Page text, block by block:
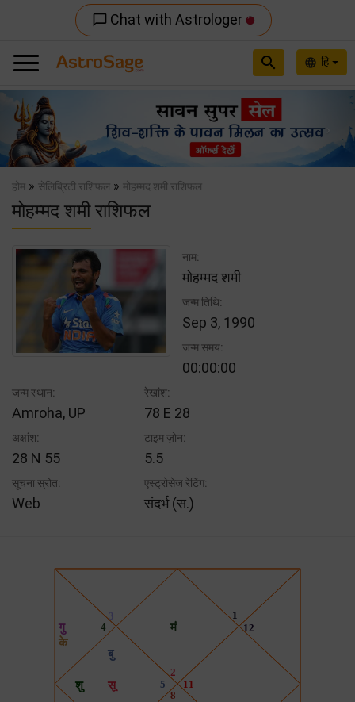
chat_bubble_outline Chat with Astrologer
language हि
search
Previous
होम » सेलिब्रिटी राशिफल » मोहम्मद शमी राशिफल
मोहम्मद शमी राशिफल
नाम:
मोहम्मद शमी
जन्म तिथि:
Sep 3, 1990
जन्म समय:
00:00:00
जन्म स्थान:
Amroha, UP
रेखांश:
78 E 28
अक्षांश:
28 N 55
टाइम ज़ोन:
5.5
सूचना स्रोत:
Web
एस्ट्रोसेज रेटिंग:
संदर्भ (स.)